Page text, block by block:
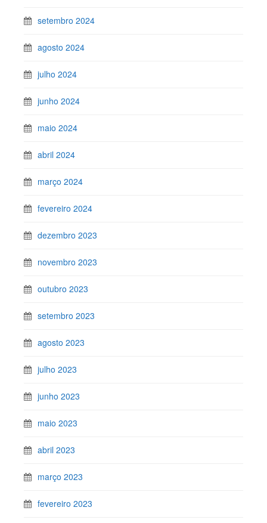
setembro 2024
agosto 2024
julho 2024
junho 2024
maio 2024
abril 2024
março 2024
fevereiro 2024
dezembro 2023
novembro 2023
outubro 2023
setembro 2023
agosto 2023
julho 2023
junho 2023
maio 2023
abril 2023
março 2023
fevereiro 2023